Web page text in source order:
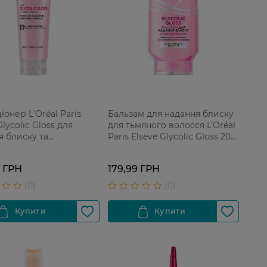
L'Oréal Paris
Gloss для
блиску та
ГРН
Бальзам для надання блиску
для тьмяного волосся L’Oréal
Paris Elseve Glycolic Gloss 200
179,99 ГРН